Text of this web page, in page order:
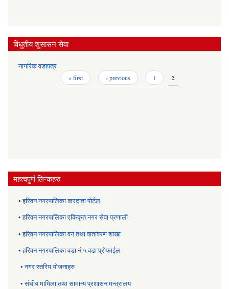
विधुतीय शुसासन सेवा
नागरिक वडापत्र
« first ‹ previous 1 2
महत्वपुर्ण लिन्कहरु
•हरिवन नगरपालिका करदाता पोर्टल
•हरिवन नगरपालिका एकिकृत नगर सेवा प्रणाली
•हरिवन नगरपालिका वन तथा वातावरण शाखा
•हरिवन नगरपालिका वडा नं ५ वडा प्रोफाईल
•नगर स्तरिय याेजनाहरु
•संघीय मामिला तथा सामान्य प्रशासन मन्त्रालय